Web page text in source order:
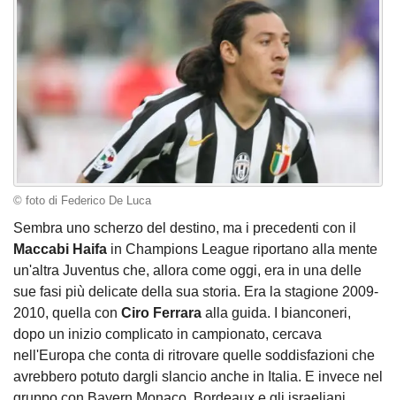
© foto di Federico De Luca
Sembra uno scherzo del destino, ma i precedenti con il
Maccabi Haifa in Champions League riportano alla mente
un'altra Juventus che, allora come oggi, era in una delle
sue fasi più delicate della sua storia. Era la stagione 2009-
2010, quella con Ciro Ferrara alla guida. I bianconeri,
dopo un inizio complicato in campionato, cercava
nell'Europa che conta di ritrovare quelle soddisfazioni che
avrebbero potuto dargli slancio anche in Italia. E invece nel